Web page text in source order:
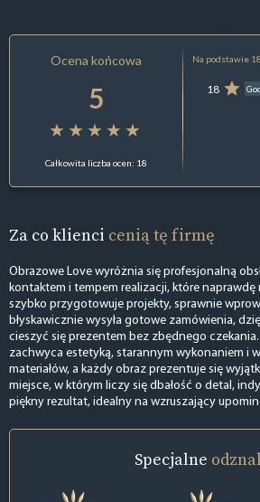
Ocena końcowa
5
Całkowita liczba ocen: 18
Na podstawie
18
Za co klienci cenią tę firmę
Obrazowe Love wyróżnia się profesjonalną
kontaktem i tempem realizacji, które naprawdę
szybko przygotowuje projekty, sprawnie
błyskawicznie wysyła gotowe zamówienia,
cieszyć się prezentem bez zbędnego
zachwyca estetyką, starannym wykonaniem i
materiałów, a każdy obraz prezentuje się
miejsce, w którym liczy się dbałość o detal,
piękny rezultat, idealny na wzruszający
Specjalne